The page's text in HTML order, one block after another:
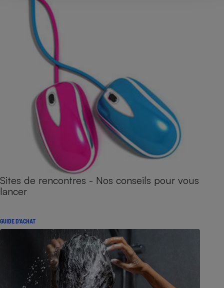
Sites de rencontres - Nos conseils pour vous
lancer
GUIDE D'ACHAT